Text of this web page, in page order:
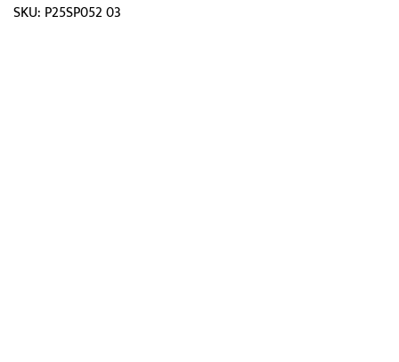
SKU: P25SP052 03